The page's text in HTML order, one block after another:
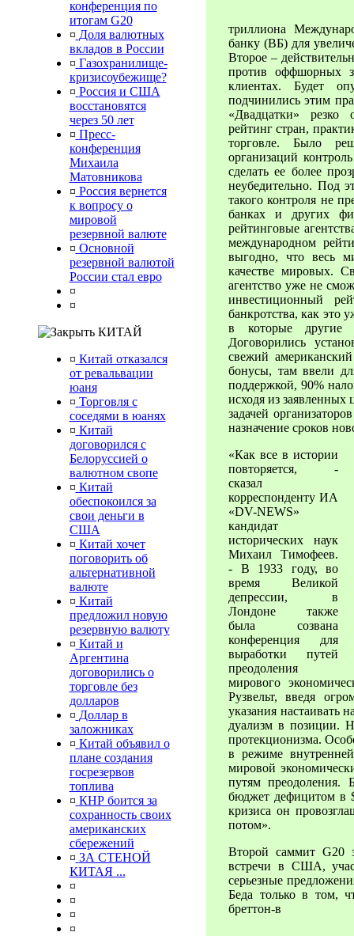
конференция по
итогам G20
¤ Доля валютных
вкладов в России
¤ Газохранилище-
кризисоубежище?
¤ Россия и США
восстановятся
через 50 лет
¤ Пресс-
конференция
Михаила
Матовникова
¤ Россия вернется
к вопросу о
мировой
резервной валюте
¤ Основной
резервной валютой
России стал евро
¤
¤
КИТАЙ
¤ Китай отказался
от ревальвации
юаня
¤ Торговля с
соседями в юанях
¤ Китай
договорился с
Белоруссией о
валютном свопе
¤ Китай
обеспокоился за
свои деньги в
США
¤ Китай хочет
поговорить об
альтернативной
валюте
¤ Китай
предложил новую
резервную валюту
¤ Китай и
Аргентина
договорились о
торговле без
долларов
¤ Доллар в
заложниках
¤ Китай объявил о
плане создания
госрезервов
топлива
¤ КНР боится за
сохранность своих
американских
сбережений
¤ ЗА СТЕНОЙ
КИТАЯ ...
¤
¤
¤
¤
триллиона
банку (ВБ) для
Второе –
против оффшорных
клиентах. Будет
подчинились этим
«Двадцатки» резко
рейтинг стран,
торговле. Было
организаций
сделать ее более
неубедительно. Под
такого контроля не
банках и других
рейтинговые
международном
выгодно, что весь
качестве мировых.
агентство уже не
инвестиционный
банкротства, как это
в которые другие
Договорились
свежий
бонусы, там ввели
поддержкой, 90%
исходя из
задачей
назначение сроков
«Как все в истории
повторяется, -
сказал
корреспонденту ИА
«DV-NEWS»
кандидат
исторических наук
Михаил Тимофеев.
- В 1933 году, во
время Великой
депрессии, в
Лондоне также
была созвана
конференция для
выработки путей
преодоления
мирового
Рузвельт, введя
указания настаивать
дуализм в позиции.
протекционизма.
в режиме
мировой
путям преодоления.
бюджет дефицитом в
кризиса он
потом».
Второй саммит G20
встречи в США,
серьезные
Беда только в том,
бреттон-в